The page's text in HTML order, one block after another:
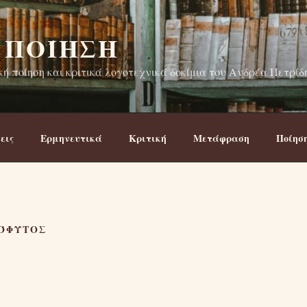
ποίηση και κριτικά λογοτεχνικά δοκίμια του Ανδρέα
Ερμηνευτικά Κριτική Μετάφραση